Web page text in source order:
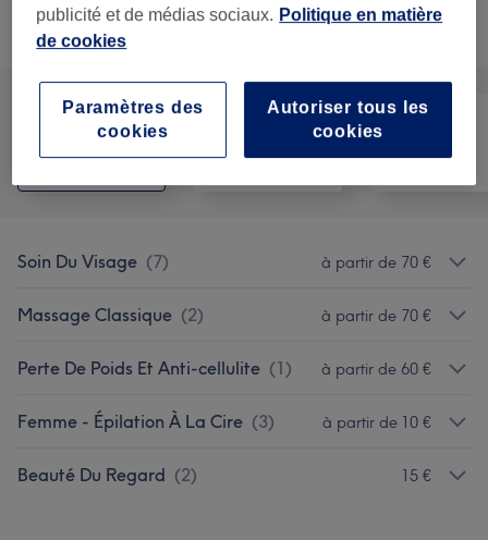
Recherchez dans notre liste de prestations
Tout Épilation Visage
Soin Du Visage (7) à partir de 70 €
Massage Classique (2) à partir de 70 €
Perte De Poids Et Anti-cellulite (1) à partir de 60 €
Femme - Épilation À La Cire (3) à partir de 10 €
Beauté Du Regard (2) 15 €
publicité et de médias sociaux. Politique en matière
de cookies
Autoriser tous les
cookies
Paramètres des
cookies